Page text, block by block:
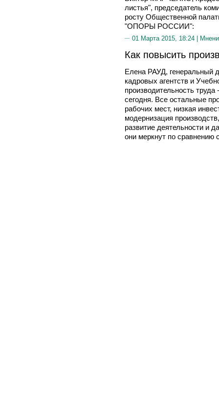
листья", председатель
росту Общественной
"ОПОРЫ РОССИИ":
01 Марта 2015, 18:24 |
Как повысить
Елена РАУД, генеральный
кадровых агентств и
производительность
сегодня. Все остальные
рабочих мест, низкая
модернизация
развитие деятельности и
они меркнут по сравнению